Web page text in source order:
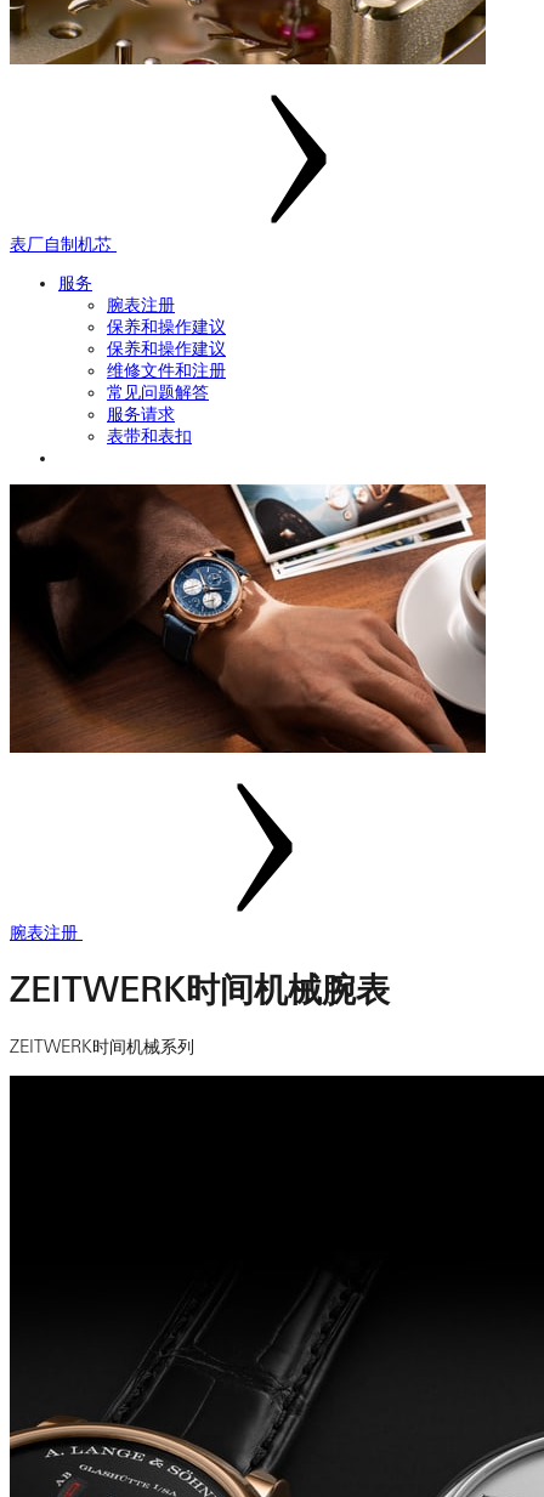
表厂自制机芯
服务
腕表注册
保养和操作建议
保养和操作建议
维修文件和注册
常见问题解答
服务请求
表带和表扣
腕表注册
ZEITWERK时间机械腕表
ZEITWERK时间机械系列